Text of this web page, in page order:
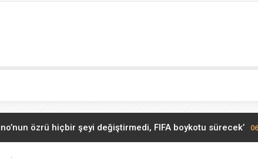
özrü hiçbir şeyi değiştirmedi, FIFA boykotu sürecek’